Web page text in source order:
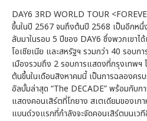
DAY6 3RD WORLD TOUR
ขึ้นในปี 2567 จนถึงต้นปี 2568 เป็นอีกหนึ่
ลับมาในรอบ 5 ปีของ DAY6 ซึ่งพวกเขาไ
โอเชียเนีย และสหรัฐฯ รวมกว่า 40 รอบก
เมืองรวมถึง 2 รอบการแสดงที่กรุงเทพฯ
ต้นขึ้นในเดือนสิงหาคมนี้ เป็นการฉลองคร
อัลบั้มล่าสุด “The DECADE” พร้อมกับก
แสดงคอนเสิร์ตที่โกยาง สเตเดียมของเก
แบนด์วงแรกที่กำลังจะจัดคอนเสิร์ตบนเว